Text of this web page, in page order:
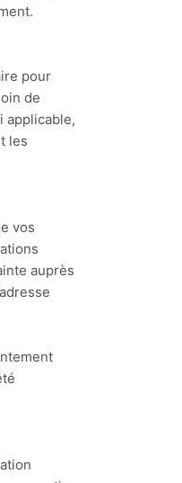
pour
de
applicable,
les
vos
auprès